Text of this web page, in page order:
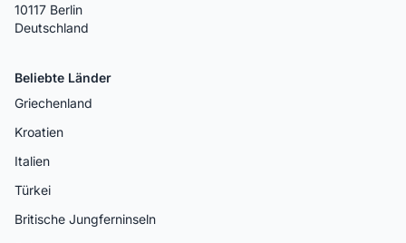
10117 Berlin
Deutschland
Beliebte Länder
Griechenland
Kroatien
Italien
Türkei
Britische Jungferninseln